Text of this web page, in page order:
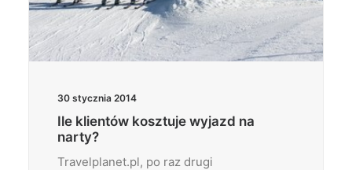
30 stycznia 2014
Ile klientów kosztuje wyjazd na
narty?
Travelplanet.pl, po raz drugi